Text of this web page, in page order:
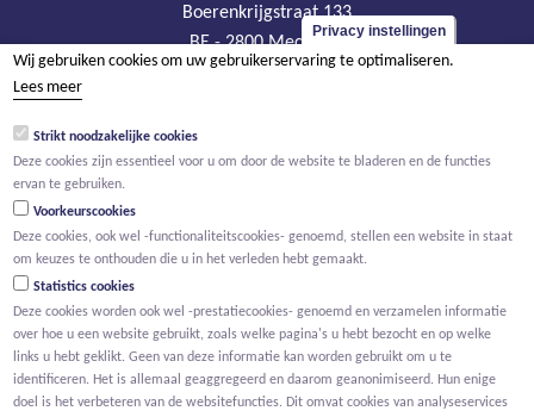
Boerenkrijgstraat 133
BE - 2800 Mechelen
tel +32 15 569 965
BTW BE 0466.256.432
Privacy instellingen
Wij gebruiken cookies om uw gebruikerservaring te optimaliseren.
Lees meer
Strikt noodzakelijke cookies
Deze cookies zijn essentieel voor u om door de website te bladeren en de functies
ervan te gebruiken.
Voorkeurscookies
Deze cookies, ook wel -functionaliteitscookies- genoemd, stellen een website in staat
om keuzes te onthouden die u in het verleden hebt gemaakt.
Statistics cookies
Deze cookies worden ook wel -prestatiecookies- genoemd en verzamelen informatie
over hoe u een website gebruikt, zoals welke pagina's u hebt bezocht en op welke
links u hebt geklikt. Geen van deze informatie kan worden gebruikt om u te
identificeren. Het is allemaal geaggregeerd en daarom geanonimiseerd. Hun enige
doel is het verbeteren van de websitefuncties. Dit omvat cookies van analyseservices